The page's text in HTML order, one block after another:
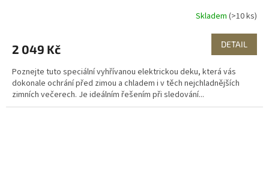
Skladem (>10 ks)
2 049 Kč DETAIL
Poznejte tuto speciální vyhřívanou elektrickou deku, která vás
dokonale ochrání před zimou a chladem i v těch nejchladnějších
zimních večerech. Je ideálním řešením při sledování...